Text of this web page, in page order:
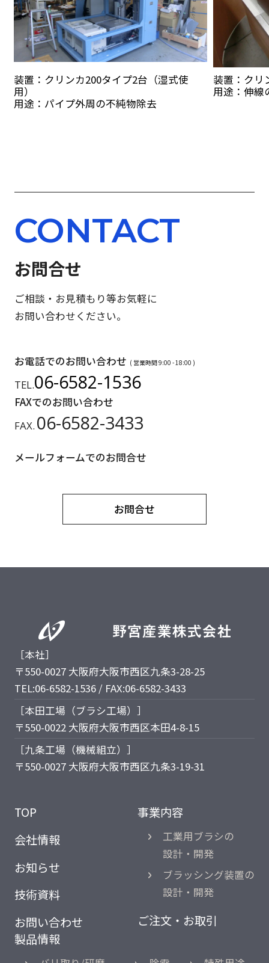
装置：クリンカ200タイプ2台（湿式使
用）
用途：パイプ外周の不純物除去
装置：クリ
用途：伸線
CONTACT
お問合せ
ご相談・お見積もり等お気軽に
お問い合わせください。
お電話でのお問い合わせ ( 営業時間 9:00 - 18:00 )
TEL.06-6582-1536
FAXでのお問い合わせ
FAX. 06-6582-3433
メールフォームでのお問合せ
お問合せ
［本社］
〒550-0027 大阪府大阪市西区九条3-28-25
TEL:06-6582-1536 / FAX:06-6582-3433
［本田工場（ブラシ工場）］
〒550-0022 大阪府大阪市西区本田4-8-15
［九条工場（機械組立）］
〒550-0027 大阪府大阪市西区九条3-19-31
TOP
会社情報
お知らせ
技術資料
お問い合わせ
事業内容
工業用ブラシの
設計・開発
ブラッシング装置の
設計・開発
ご注文・お取引
製品情報